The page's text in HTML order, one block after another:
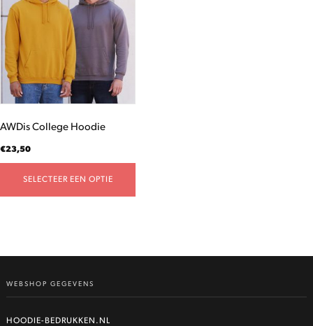
AWDis College Hoodie
€23,50
SELECTEER EEN OPTIE
heeft
meerdere
variaties.
Deze
optie
kan
gekozen
op
de
WEBSHOP GEGEVENS
HOODIE-BEDRUKKEN.NL